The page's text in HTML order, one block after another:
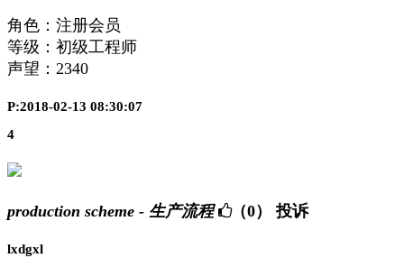
角色：注册会员
等级：初级工程师
声望： 2340
P:2018-02-13 08:30:07
4
production scheme - 生产流程 （0） 投诉
lxdgxl